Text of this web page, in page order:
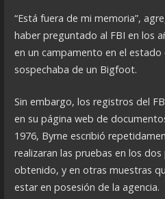
“Está fuera de mi memoria”,
haber preguntado al FBI en los
en un campamento en el
sospechaba de un Bigfoot.
Sin embargo, los registros del
en su página web de
1976, Byrne escribió
realizaran las pruebas en los
obtenido, y en otras muestras
estar en posesión de la agencia.